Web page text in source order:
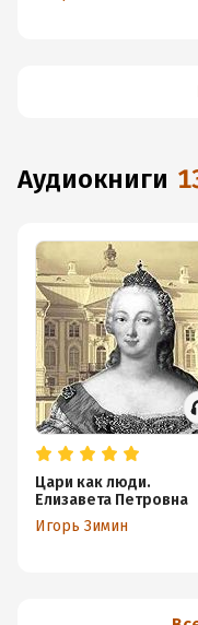
аудиокниги
Цари как люди.
Елизавета Петровна
Игорь Зимин